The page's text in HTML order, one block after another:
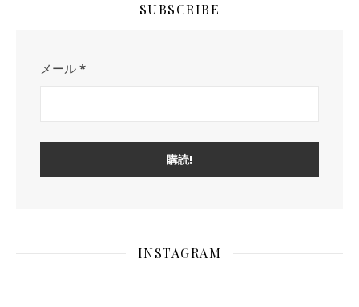
SUBSCRIBE
メール *
INSTAGRAM